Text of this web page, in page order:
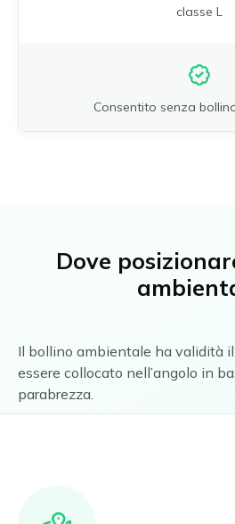
classe L
Consentito senza
Dove
Il bollino ambientale ha validità
essere collocato nell’angolo in
parabrezza.